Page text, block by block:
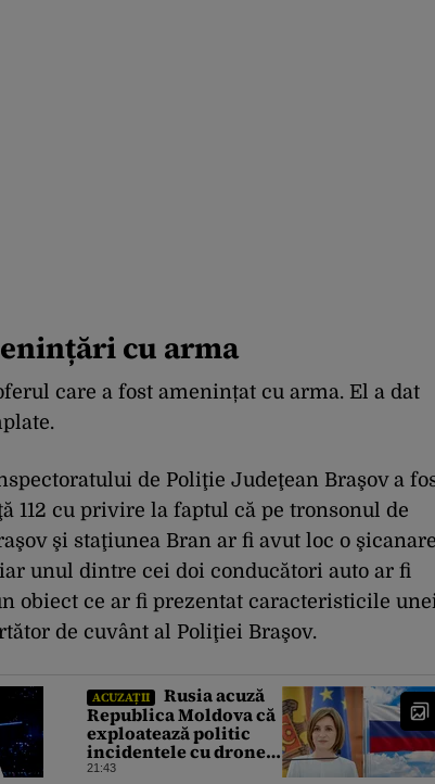
cu arma
care a fost amenințat cu arma. El a dat
de Poliţie Judeţean Braşov a
112 cu privire la faptul că pe tronsonul de
şi staţiunea Bran ar fi avut loc o şicanare
unul dintre cei doi conducători auto ar fi
obiect ce ar fi prezentat caracteristicile
de cuvânt al Poliţiei Braşov.
ACUZAȚII
Rusia acuză
Republica Moldova că
exploatează politic
incidentele cu drone.
Declarațiile Maiei
21:43